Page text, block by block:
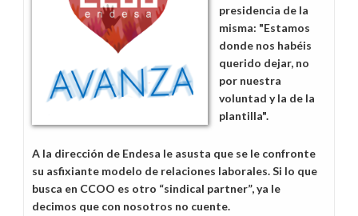
presidencia de la
misma: "Estamos
donde nos habéis
querido dejar, no
por nuestra
voluntad y la de la
plantilla".
A la dirección de Endesa le asusta que se le confronte
su asfixiante modelo de relaciones laborales. Si lo que
busca en CCOO es otro “sindical partner”, ya le
decimos que con nosotros no cuente.